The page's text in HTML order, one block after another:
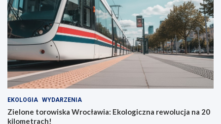
EKOLOGIA WYDARZENIA
Zielone torowiska Wrocławia: Ekologiczna rewolucja na 20
kilometrach!